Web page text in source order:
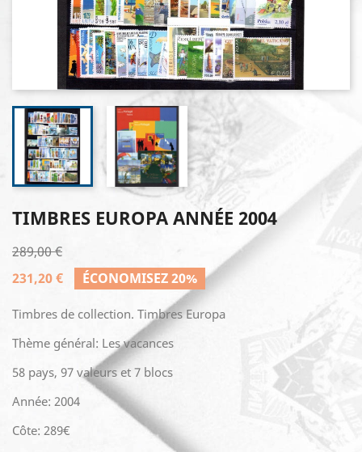
TIMBRES EUROPA ANNÉE 2004
289,00 €
231,20 €
ÉCONOMISEZ 20%
Timbres de collection. Timbres Europa
Thème général: Les vacances
58 pays, 97 valeurs et 7 blocs
Année: 2004
Côte: 289€